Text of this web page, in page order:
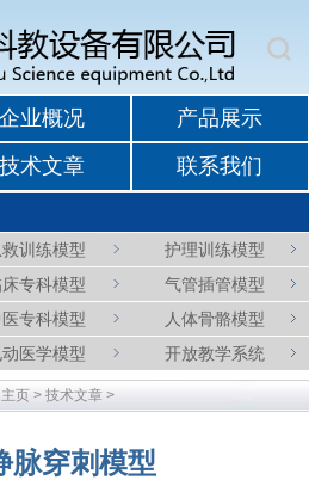
企业概况 产品展示
技术文章 联系我们
救训练模型
护理训练模型
床专科模型
气管插管模型
专科模型
人体骨骼模型
动医学模型 开放教学系统
主页 > 技术文章 >
脉穿刺模型